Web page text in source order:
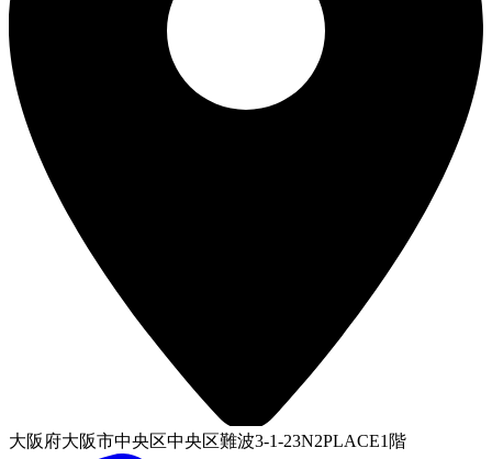
大阪府大阪市中央区中央区難波3-1-23N2PLACE1階